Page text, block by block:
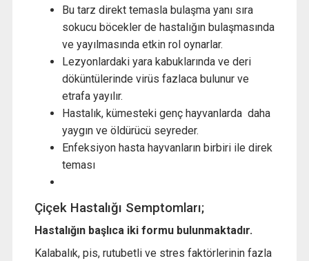
Bu tarz direkt temasla bulaşma yanı sıra
sokucu böcekler de hastalığın bulaşmasında
ve yayılmasında etkin rol oynarlar.
Lezyonlardaki yara kabuklarında ve deri
döküntülerinde virüs fazlaca bulunur ve
etrafa yayılır.
Hastalık, kümesteki genç hayvanlarda daha
yaygın ve öldürücü seyreder.
Enfeksiyon hasta hayvanların birbiri ile direk
teması
Çiçek Hastalığı Semptomları;
Hastalığın başlıca iki formu bulunmaktadır.
Kalabalık, pis, rutubetli ve stres faktörlerinin fazla